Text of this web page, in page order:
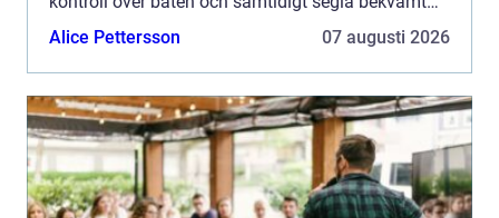
under längre pass. Från att ha varit ett tillval på
Alice Pettersson 07 augusti 2026